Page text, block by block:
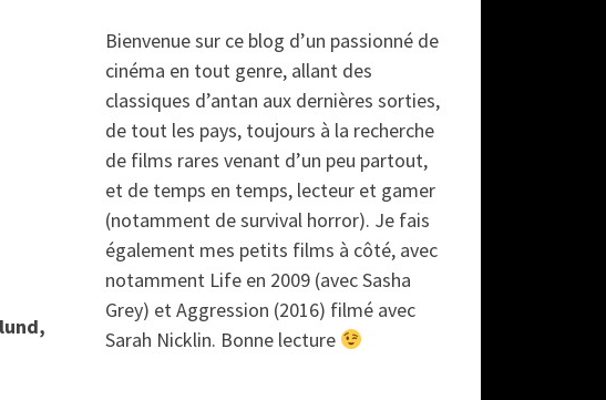
Bienvenue sur ce blog d’un passionné de
cinéma en tout genre, allant des
classiques d’antan aux dernières sorties,
de tout les pays, toujours à la recherche
de films rares venant d’un peu partout,
et de temps en temps, lecteur et gamer
(notamment de survival horror). Je fais
également mes petits films à côté, avec
notamment Life en 2009 (avec Sasha
Grey) et Aggression (2016) filmé avec
Sarah Nicklin. Bonne lecture